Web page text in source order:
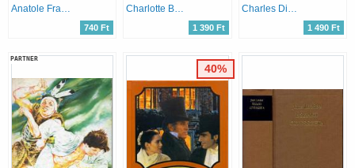
740 Ft 1 390 Ft 1 490 Ft
PARTNER
40%